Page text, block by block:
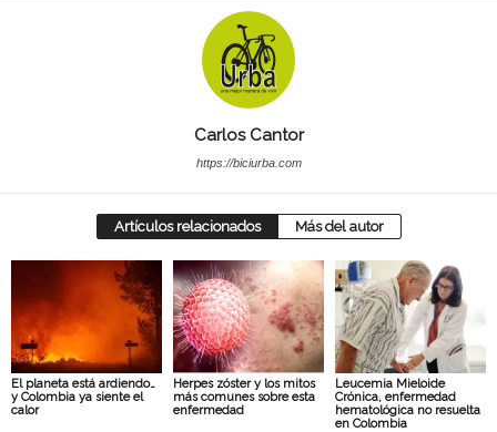
Carlos Cantor
https://biciurba.com
Artículos relacionados Más del autor
El planeta está ardiendo…
y Colombia ya siente el
calor
Herpes zóster y los mitos
más comunes sobre esta
enfermedad
Leucemia Mieloide
Crónica, enfermedad
hematológica no resuelta
en Colombia